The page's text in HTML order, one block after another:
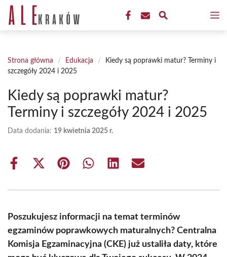
Przejdź
treści
Strona główna / Edukacja /
Kiedy są poprawki matur? Terminy i
szczegóły 2024 i 2025
Kiedy są poprawki matur?
Terminy i szczegóły 2024 i 2025
Data dodania: 19 kwietnia 2025 r.
Share
Share
(Twitter)
Share Share Share Share
Poszukujesz informacji na temat terminów
egzaminów poprawkowych maturalnych? Centralna
Komisja Egzaminacyjna (CKE) już ustaliła daty, które